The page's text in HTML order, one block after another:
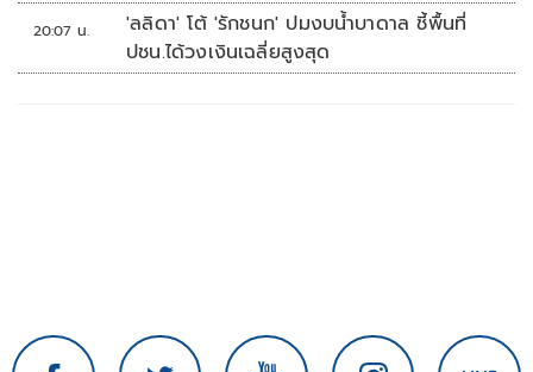
20:07 น.
'ลลิดา' โต้ 'รักชนก' ปมงบน้ำบาดาล ชี้พื้นที่
ปชน.ได้วงเงินเฉลี่ยสูงสุด